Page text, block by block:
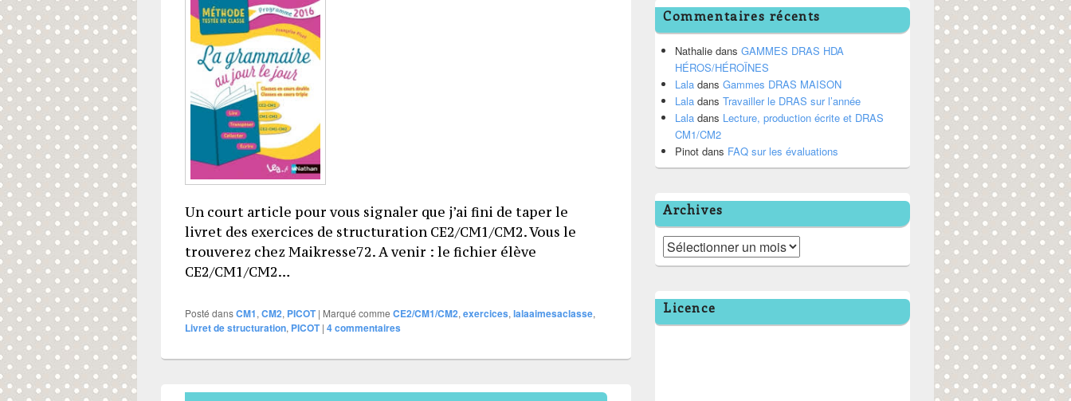
Un court article pour vous signaler que j’ai fini de taper le
livret des exercices de structuration CE2/CM1/CM2. Vous le
trouverez chez Maikresse72. A venir : le fichier élève
CE2/CM1/CM2…
Posté dansCM1,CM2, PICOT | Marqué comme CE2/CM1/CM2,exercices,lalaaimesaclasse,
Livret de structuration, PICOT | 4commentaires
Commentaires récents
Nathalie dans GAMMES DRAS HDA
HÉROS/HÉROÏNES
Lala dans Gammes DRAS MAISON
Lala dans Travailler le DRAS sur l’année
Lala dans Lecture, production écrite et DRAS
CM1/CM2
Pinot dans FAQ sur les évaluations
Archives
Archives
Licence